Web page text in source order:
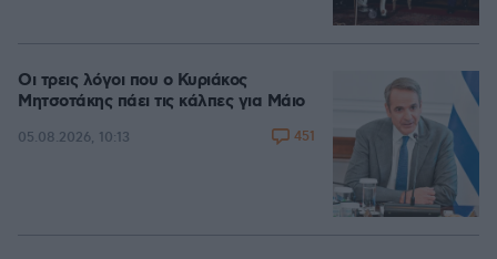
Οι τρεις λόγοι που ο Κυριάκος
Μητσοτάκης πάει τις κάλπες για Μάιο
05.08.2026, 10:13 451